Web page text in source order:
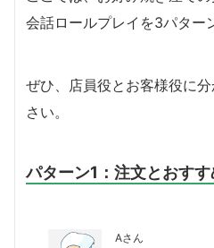
会話ロールプレイを3パター
ぜひ、店員役とお客様役に
さい。
パターン1：注文とおす
Aさん